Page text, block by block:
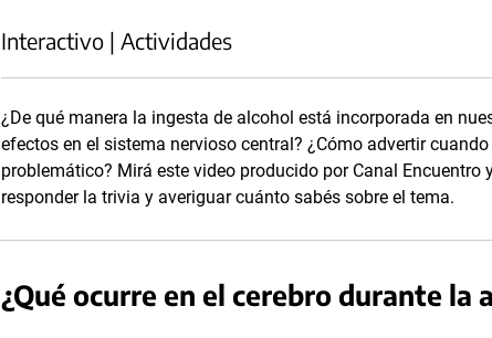
Interactivo | Actividades
¿De qué manera la ingesta de alcohol está incorporada en
efectos en el sistema nervioso central? ¿Cómo advertir
problemático? Mirá este video producido por Canal Encuentro
responder la trivia y averiguar cuánto sabés sobre el tema.
¿Qué ocurre en el cerebro durante la